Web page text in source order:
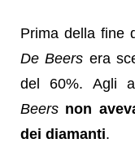
Prima della fine
De Beers era
del 60%. Agli
Beers non
dei diamanti.